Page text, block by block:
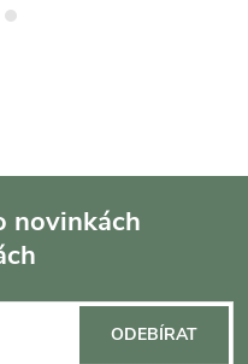
novinkách
ODEBÍRAT